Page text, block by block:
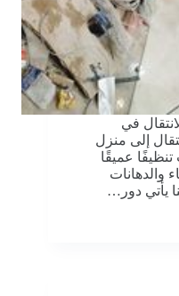
في
إلى منزل
عميقًا
والدهانات
يأتي دور…